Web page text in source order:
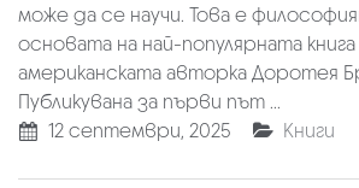
може да се научи. Това е
основата на най-популярната книга
американската авторка Доротея
Публикувана за първи път ...
12 септември, 2025
Книги